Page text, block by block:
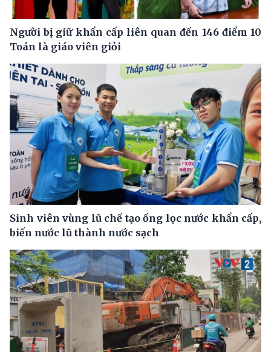
Người bị giữ khẩn cấp liên quan đến 146 điểm 10
Toán là giáo viên giỏi
Sinh viên vùng lũ chế tạo ống lọc nước khẩn cấp,
biến nước lũ thành nước sạch